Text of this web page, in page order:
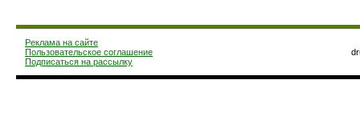
Реклама на сайте
Пользовательское соглашение
Подписаться на рассылку